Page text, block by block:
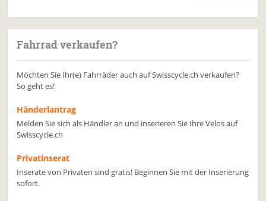
Fahrrad verkaufen?
Möchten Sie Ihr(e) Fahrräder auch auf Swisscycle.ch verkaufen?
So geht es!
Händerlantrag
Melden Sie sich als Händler an und inserieren Sie Ihre Velos auf
Swisscycle.ch
Privatinserat
Inserate von Privaten sind gratis! Beginnen Sie mit der Inserierung
sofort.